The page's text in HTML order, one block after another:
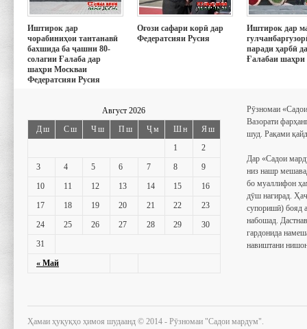
Иштирок дар
чорабиниҳои тантанавӣ
бахшида ба ҷашни 80-
солагии Ғалаба дар
шаҳри Москваи
Федератсияи Русия
Оғози сафари корӣ дар
Федератсияи Русия
Иштирок дар
паради ҳарбӣ
Ғалабаи
Август 2026
Дш
Сш Чш Пш Ҷм Шн Яш
« Май
1
2
3
4 5 6 7 8
9
10
11 12 13 14 15
16
17
18 19 20 21 22
23
24
25 26 27 28 29
30
31
Рӯзномаи
Вазорати
шуд. Рақами
Дар «Садои
низ нашр
бо муаллифон
дӯш нагирад.
супоришӣ) бояд
набошад.
гардонида
навиштани
Ҳамаи ҳуқуқҳо ҳимоя шудаанд © 2014 - Рӯзномаи "Садои мардум".